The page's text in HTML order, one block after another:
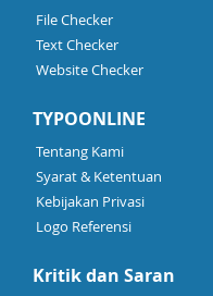
File Checker
Text Checker
Website Checker
TYPOONLINE
Tentang Kami
Syarat & Ketentuan
Kebijakan Privasi
Logo Referensi
Kritik dan Saran